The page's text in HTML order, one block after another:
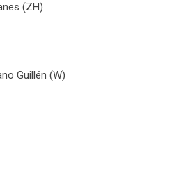
(ZH)
Guillén (W)